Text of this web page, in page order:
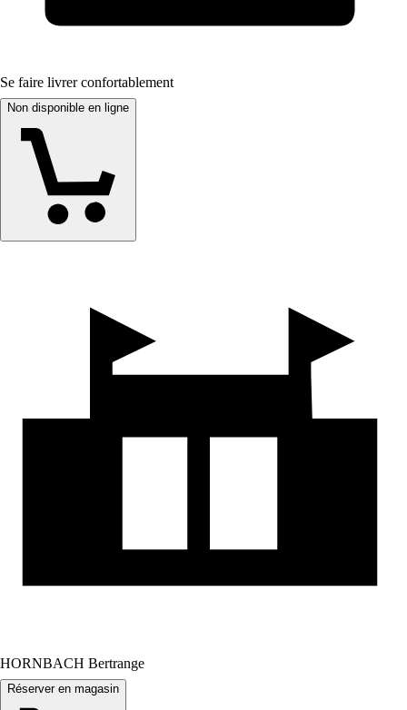
Se faire livrer confortablement
Non disponible en ligne
HORNBACH Bertrange
Réserver en magasin